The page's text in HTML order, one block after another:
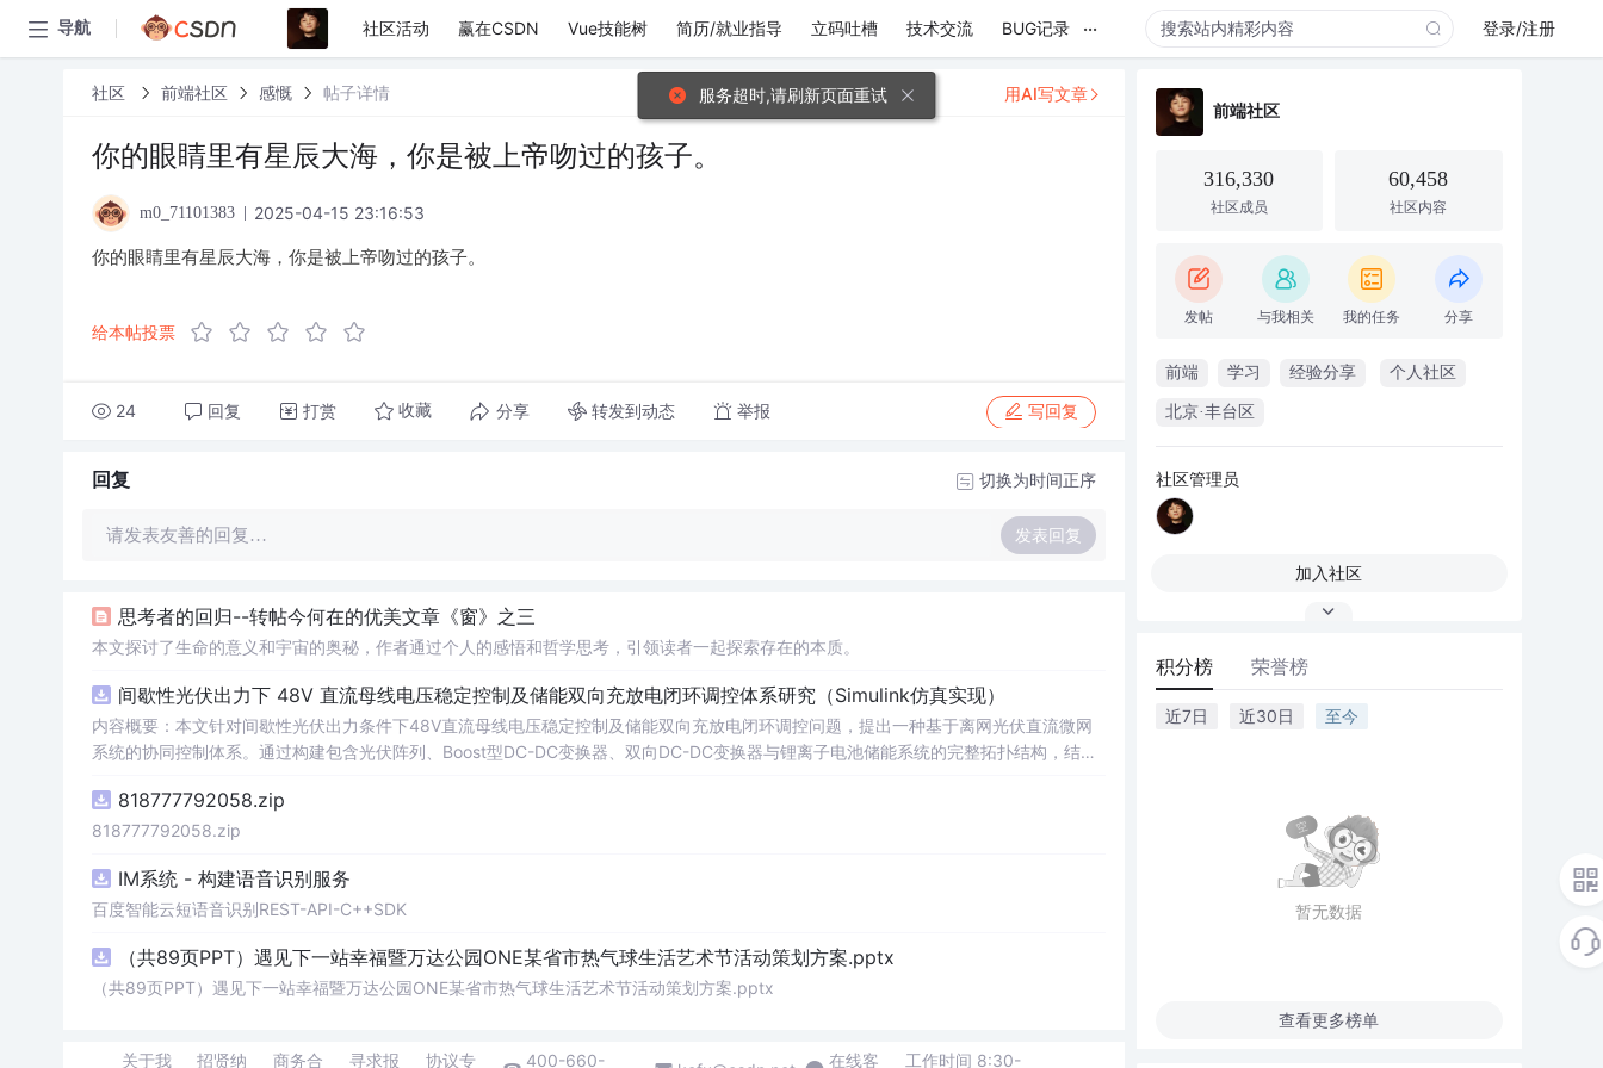
导航 社区活动 赢在CSDN Vue技能树 简历/就业指导 立码吐槽 技术交流 BUG记录 ... 登录/注册
社区 前端社区 感慨 帖子详情
你的眼睛里有星辰大海，你是被上帝吻过的孩子。
m0_71101383 2025-04-15 23:16:53
你的眼睛里有星辰大海，你是被上帝吻过的孩子。
给本帖投票
24 回复 打赏 收藏 分享 转发到动态 举报 写回复
用AI写文章
回复 切换为时间正序
请发表友善的回复… 发表回复
思考者的回归--转帖今何在的优美文章《窗》之三
本文探讨了生命的意义和宇宙的奥秘，作者通过个人的感悟和哲学思考，引领读者一起探索存在的本质。
间歇性光伏出力下 48V 直流母线电压稳定控制及储能双向充放电闭环调控体系研究（Simulink仿真实现）
内容概要：本文针对间歇性光伏出力条件下48V直流母线电压稳定控制及储能双向充放电闭环调控问题，提出一种基于离网光伏直流微网
系统的协同控制体系。通过构建包含光伏阵列、Boost型DC-DC变换器、双向DC-DC变换器与锂离子电池储能系统的完整拓扑结构，结合
压外环与电流内环双闭环控制策略，确保在光照强度波动、负载突变等动态工况下维持母线电压稳定。在Simulink环境中搭建全系统仿真
模型，验证了控制策略在多种扰动场景下的有效性与鲁棒性，显著提升了微网在无外部电网支撑下的自主运行能力和电能质量水平。; 适合
与仿真的工程技术人员。; 使用场景及目标：①用于教学与科研中离网型光伏直流微网系统的建模与仿真分析；②指导实际工程中48V直
流微网的电压稳定控制与储能协调管理方案设计；③为新能源微网中的能量管理与动态响应优化提供理论支持与仿真验证平台。; 阅读建
在不同扰动工况下的响应特性与控制逻辑设计原理。
818777792058.zip
818777792058.zip
IM系统 - 构建语音识别服务
百度智能云短语音识别REST-API-C++SDK
（共89页PPT）遇见下一站幸福暨万达公园ONE某省市热气球生活艺术节活动策划方案.pptx
（共89页PPT）遇见下一站幸福暨万达公园ONE某省市热气球生活艺术节活动策划方案.pptx
关于我 招贤纳 商务合 寻求报 协议专 400-660- 在线客 工作时间 8:30-
前端社区
316,330
社区成员
60,458
社区内容
发帖 与我相关 我的任务 分享
前端 学习 经验分享 个人社区
北京·丰台区
社区管理员
加入社区
积分榜 荣誉榜
近7日 近30日 至今
暂无数据
查看更多榜单
服务超时,请刷新页面重试